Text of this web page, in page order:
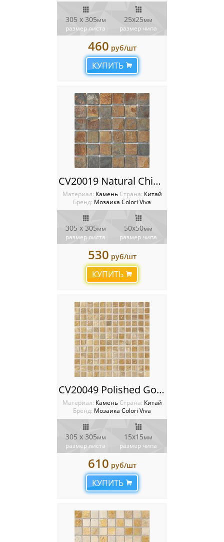
305 х 305мм
размер листа
25х25мм
размер чипа
460 руб/шт
КУПИТЬ
CV20019 Natural China Rusty 5x5 Мозаика Colori Viva Natural Stone
Материал: Камень Cтрана: Китай
Бренд: Мозаика Colori Viva
305 х 305мм
размер листа
50х50мм
размер чипа
530 руб/шт
КУПИТЬ
CV20049 Polished Golden Travertin Мозаика Colori Viva
Материал: Камень Cтрана: Китай
Бренд: Мозаика Colori Viva
305 х 305мм
размер листа
15х15мм
размер чипа
610 руб/шт
КУПИТЬ